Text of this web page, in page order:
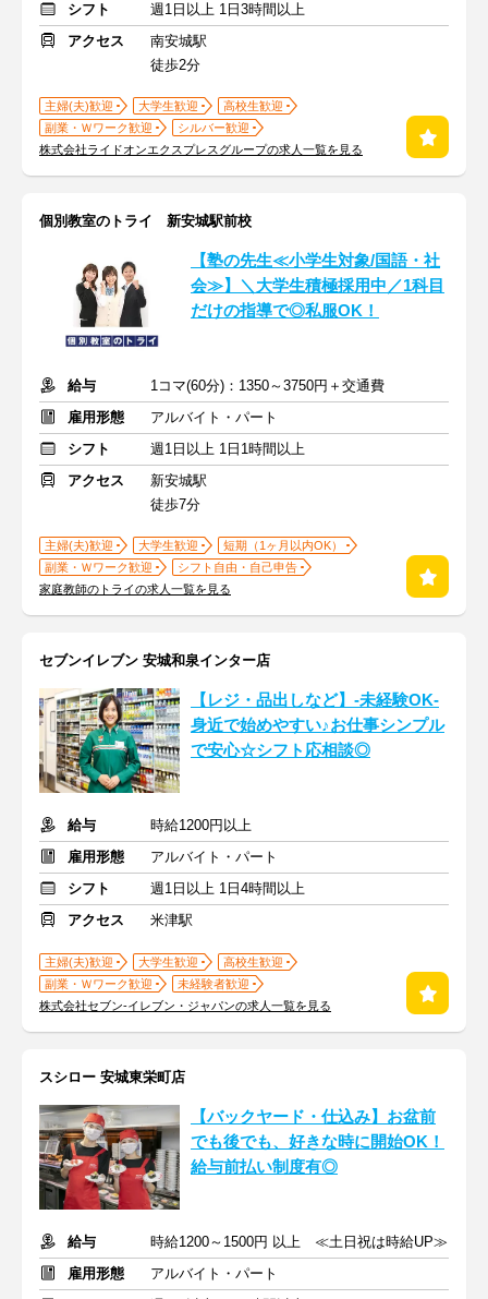
シフト
週1日以上 1日3時間以上
アクセス
南安城駅
徒歩2分
主婦(夫)歓迎 大学生歓迎
高校生歓迎
副業・Ｗワーク歓迎
シルバー歓迎
株式会社ライドオンエクスプレスグループの求人一覧を見る
個別教室のトライ 新安城駅前校
【塾の先生≪小学生対象/国語・社
会≫】＼大学生積極採用中／1科目
だけの指導で◎私服OK！
給与
1コマ(60分)：1350～3750円＋交通費
雇用形態
アルバイト・パート
シフト
週1日以上 1日1時間以上
アクセス
新安城駅
徒歩7分
主婦(夫)歓迎 大学生歓迎
短期（1ヶ月以内OK）
副業・Ｗワーク歓迎
シフト自由・自己申告
家庭教師のトライの求人一覧を見る
セブンイレブン 安城和泉インター店
【レジ・品出しなど】-未経験OK-
身近で始めやすい♪お仕事シンプル
で安心☆シフト応相談◎
給与
時給1200円以上
雇用形態
アルバイト・パート
シフト
週1日以上 1日4時間以上
アクセス
米津駅
主婦(夫)歓迎 大学生歓迎
高校生歓迎
副業・Ｗワーク歓迎
未経験者歓迎
株式会社セブン-イレブン・ジャパンの求人一覧を見る
スシロー 安城東栄町店
【バックヤード・仕込み】お盆前
でも後でも、好きな時に開始OK！
給与前払い制度有◎
給与
時給1200～1500円 以上 ≪土日祝は時給UP≫
雇用形態
アルバイト・パート